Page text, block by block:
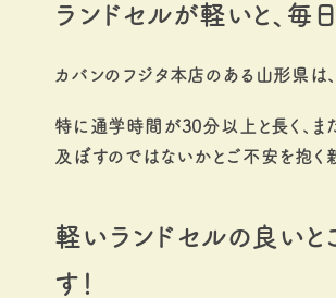
ランドセルが軽いと、毎
カバンのフジタ本店のある山形県は
特に通学時間が30分以上と長く、ま
及ぼすのではないかとご不安を抱く
軽いランドセルの良いと
す！